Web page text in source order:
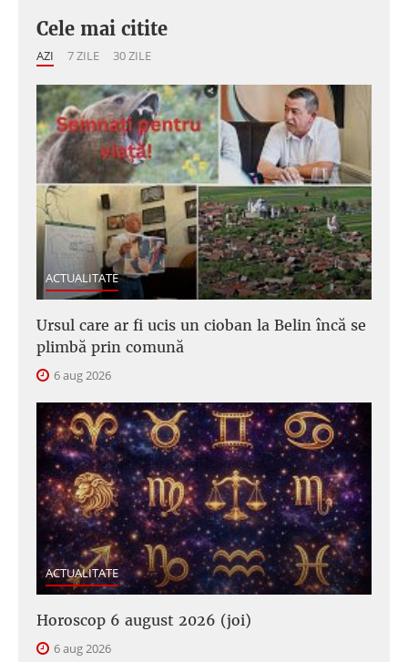
Cele mai citite
AZI 7 ZILE 30 ZILE
ACTUALITATE
Ursul care ar fi ucis un cioban la Belin încă se
plimbă prin comună
6 aug 2026
ACTUALITATE
Horoscop 6 august 2026 (joi)
6 aug 2026